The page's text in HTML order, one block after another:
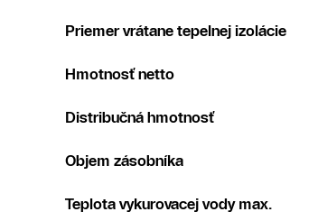
Priemer vrátane tepelnej izolácie
Hmotnosť netto
Distribučná hmotnosť
Objem zásobníka
Teplota vykurovacej vody max.